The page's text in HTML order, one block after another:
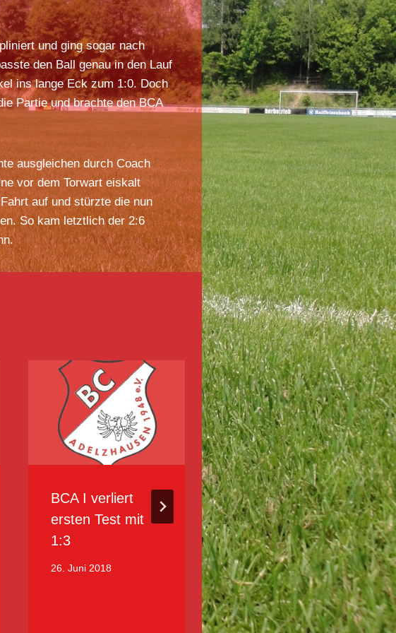
und ging sogar nach
den Ball genau in den Lauf
ins lange Eck zum 1:0. Doch
Partie und brachte den BCA
ausgleichen durch Coach
vor dem Torwart eiskalt
auf und stürzte die nun
So kam letztlich der 2:6
BCA I verliert
ersten Test mit
1:3
26. Juni 2018
1. Mannschaft –
4:0 Sieg gegen
den BC Aichach
30. Oktober 2022